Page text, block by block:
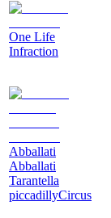
One Life
Infraction
Abballati
Abballati
Tarantella
piccadillyCircus